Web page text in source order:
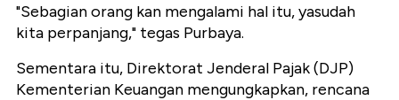
"Sebagian orang kan mengalami hal itu, yasudah
kita perpanjang," tegas Purbaya.
Sementara itu, Direktorat Jenderal Pajak (DJP)
Kementerian Keuangan mengungkapkan, rencana